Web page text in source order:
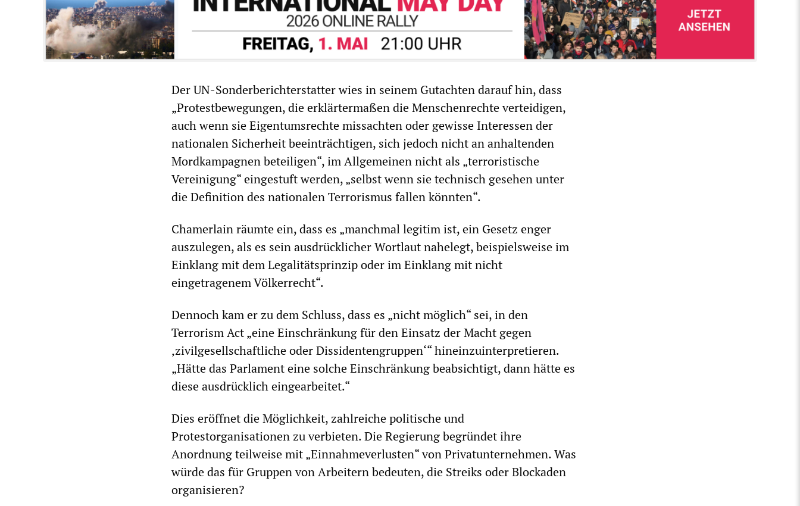
Der UN-Sonderberichterstatter wies in seinem Gutachten darauf hin, dass
„Protestbewegungen, die erklärtermaßen die Menschenrechte verteidigen,
auch wenn sie Eigentumsrechte missachten oder gewisse Interessen der
nationalen Sicherheit beeinträchtigen, sich jedoch nicht an anhaltenden
Mordkampagnen beteiligen“, im Allgemeinen nicht als „terroristische
Vereinigung“ eingestuft werden, „selbst wenn sie technisch gesehen unter
die Definition des nationalen Terrorismus fallen könnten“.
Chamerlain räumte ein, dass es „manchmal legitim ist, ein Gesetz enger
auszulegen, als es sein ausdrücklicher Wortlaut nahelegt, beispielsweise im
Einklang mit dem Legalitätsprinzip oder im Einklang mit nicht
eingetragenem Völkerrecht“.
Dennoch kam er zu dem Schluss, dass es „nicht möglich“ sei, in den
Terrorism Act „eine Einschränkung für den Einsatz der Macht gegen
‚zivilgesellschaftliche oder Dissidentengruppen‘“ hineinzuinterpretieren.
„Hätte das Parlament eine solche Einschränkung beabsichtigt, dann hätte es
diese ausdrücklich eingearbeitet.“
Dies eröffnet die Möglichkeit, zahlreiche politische und
Protestorganisationen zu verbieten. Die Regierung begründet ihre
Anordnung teilweise mit „Einnahmeverlusten“ von Privatunternehmen. Was
würde das für Gruppen von Arbeitern bedeuten, die Streiks oder Blockaden
organisieren?